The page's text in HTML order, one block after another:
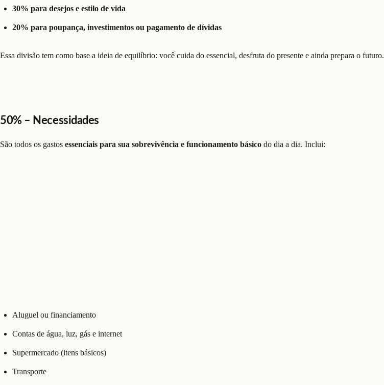
30% para desejos e estilo de vida
20% para poupança, investimentos ou pagamento de dívidas
Essa divisão tem como base a ideia de equilíbrio: você cuida do essencial, desfruta do presente e ainda prepara o futuro.
50% – Necessidades
São todos os gastos essenciais para sua sobrevivência e funcionamento básico do dia a dia. Inclui:
Aluguel ou financiamento
Contas de água, luz, gás e internet
Supermercado (itens básicos)
Transporte